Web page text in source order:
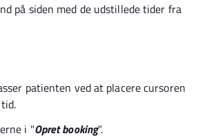
på siden med de udstillede tider fra
patienten ved at placere cursoren
i "Opret booking".